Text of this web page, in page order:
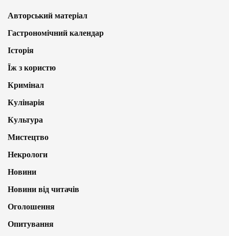
Авторський матеріал
Гастрономічний календар
Історія
Їж з користю
Кримінал
Кулінарія
Культура
Мистецтво
Некрологи
Новини
Новини від читачів
Оголошення
Опитування